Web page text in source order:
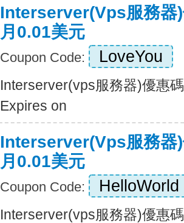
Interserver(vps服務器
月0.01美元
Coupon Code: LoveYou
Interserver(vps服務器)優惠
Expires on
Interserver(vps服務器
月0.01美元
Coupon Code: HelloWorld
Interserver(vps服務器)優惠